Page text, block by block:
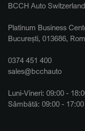
BCCH Auto Switzerland
Platinum Business
București, 013686,
0374 451 400
sales@bcchauto
Luni-Vineri: 09:00 -
Sâmbătă: 09:00 - 17:00